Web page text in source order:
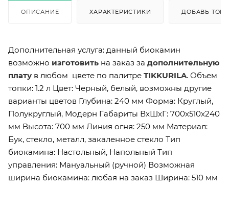
ОПИСАНИЕ ХАРАКТЕРИСТИКИ ДОБАВЬ
Дополнительная услуга: данный биокамин
возможно изготовить на заказ за дополнительную
плату в любом цвете по палитре TIKKURILA. Объем
топки: 1.2 л Цвет: Черный, белый, возможны другие
варианты цветов Глубина: 240 мм Форма: Круглый,
Полукруглый, Модерн Габариты ВхШхГ: 700х510х240
мм Высота: 700 мм Линия огня: 250 мм Материал:
Бук, стекло, металл, закаленное стекло Тип
биокамина: Настольный, Напольный Тип
управления: Мануальный (ручной) Возможная
ширина биокамина: любая на заказ Ширина: 510 мм